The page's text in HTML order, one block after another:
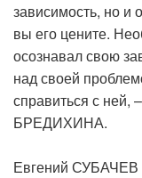
зависимость, но и
вы его цените.
осознавал свою
над своей
справиться с ней,
БРЕДИХИНА.
Евгений СУБАЧЕВ